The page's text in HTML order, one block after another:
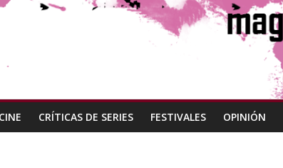
CRÍTICAS DE SERIES FESTIVALES OPINIÓN